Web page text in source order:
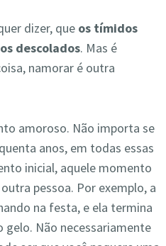
dizer, que os tímidos
descolados. Mas é
namorar é outra
amoroso. Não importa se
anos, em todas essas
inicial, aquele momento
pessoa. Por exemplo, a
na festa, e ela termina
Não necessariamente